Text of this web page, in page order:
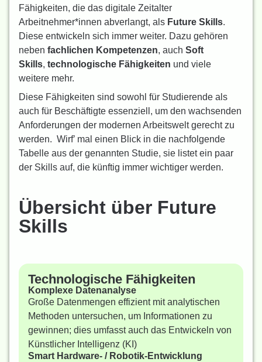
Fähigkeiten, die das digitale Zeitalter
Arbeitnehmer*innen abverlangt, als Future Skills.
Diese entwickeln sich immer weiter. Dazu gehören
neben fachlichen Kompetenzen, auch Soft
Skills, technologische Fähigkeiten und viele
weitere mehr.
Diese Fähigkeiten sind sowohl für Studierende als
auch für Beschäftigte essenziell, um den wachsenden
Anforderungen der modernen Arbeitswelt gerecht zu
werden. Wirf’ mal einen Blick in die nachfolgende
Tabelle aus der genannten Studie, sie listet ein paar
der Skills auf, die künftig immer wichtiger werden.
Übersicht über Future
Skills
Technologische Fähigkeiten
Komplexe Datenanalyse
Große Datenmengen effizient mit analytischen
Methoden untersuchen, um Informationen zu
gewinnen; dies umfasst auch das Entwickeln von
Künstlicher Intelligenz (KI)
Smart Hardware- / Robotik-Entwicklung